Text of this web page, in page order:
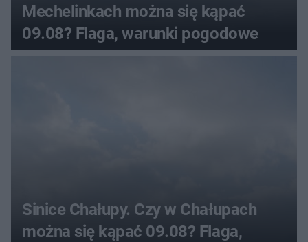
Mechelinkach można się kąpać
09.08? Flaga, warunki pogodowe
Sinice Chałupy. Czy w Chałupach
można się kąpać 09.08? Flaga,